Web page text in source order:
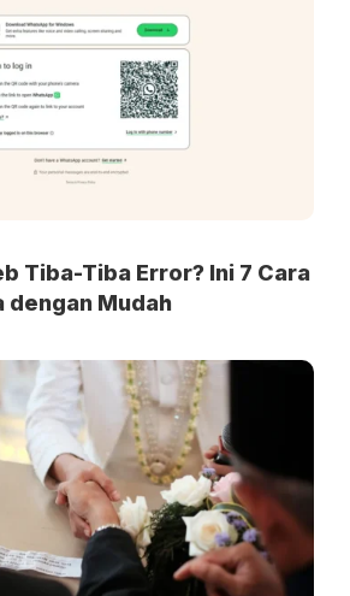
Tiba-Tiba Error? Ini 7 Cara
dengan Mudah